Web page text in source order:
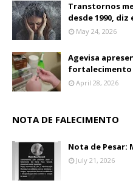
Transtornos
desde 1990,
May 24, 2026
Agevisa
fortalecimento
April 28, 2026
NOTA DE FALECIMENTO
Nota de Pesar:
July 21, 2026